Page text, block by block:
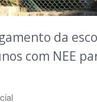
da
com NEE